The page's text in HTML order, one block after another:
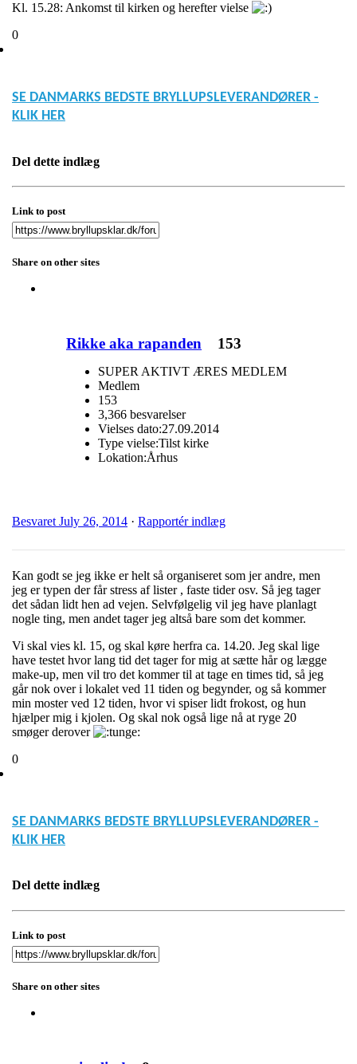
Kl. 15.28: Ankomst til kirken og herefter vielse
0
SE DANMARKS BEDSTE BRYLLUPSLEVERANDØRER -
KLIK HER
Del dette indlæg
Link to post
Share on other sites
Rikke aka rapanden 153
SUPER AKTIVT ÆRES MEDLEM
Medlem
153
3,366 besvarelser
Vielses dato:27.09.2014
Type vielse:Tilst kirke
Lokation:Århus
Besvaret July 26, 2014 · Rapportér indlæg
Kan godt se jeg ikke er helt så organiseret som jer andre, men
jeg er typen der får stress af lister , faste tider osv. Så jeg tager
det sådan lidt hen ad vejen. Selvfølgelig vil jeg have planlagt
nogle ting, men andet tager jeg altså bare som det kommer.
Vi skal vies kl. 15, og skal køre herfra ca. 14.20. Jeg skal lige
have testet hvor lang tid det tager for mig at sætte hår og lægge
make-up, men vil tro det kommer til at tage en times tid, så jeg
går nok over i lokalet ved 11 tiden og begynder, og så kommer
min moster ved 12 tiden, hvor vi spiser lidt frokost, og hun
hjælper mig i kjolen. Og skal nok også lige nå at ryge 20
smøger derover
0
SE DANMARKS BEDSTE BRYLLUPSLEVERANDØRER -
KLIK HER
Del dette indlæg
Link to post
Share on other sites